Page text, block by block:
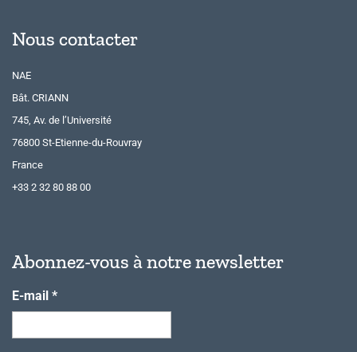
Nous contacter
NAE
Bât. CRIANN
745, Av. de l’Université
76800 St-Etienne-du-Rouvray
France
+33 2 32 80 88 00
Abonnez-vous à notre newsletter
E-mail *